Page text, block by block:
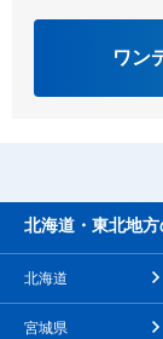
ワン
北海道・東北地
北海道
宮城県